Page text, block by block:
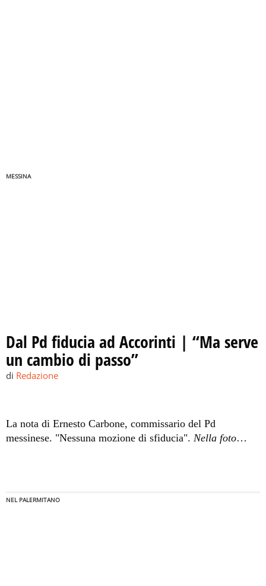
MESSINA
Dal Pd fiducia ad Accorinti | “Ma serve
un cambio di passo”
di Redazione
La nota di Ernesto Carbone, commissario del Pd
messinese. "Nessuna mozione di sfiducia". Nella foto
NEL PALERMITANO